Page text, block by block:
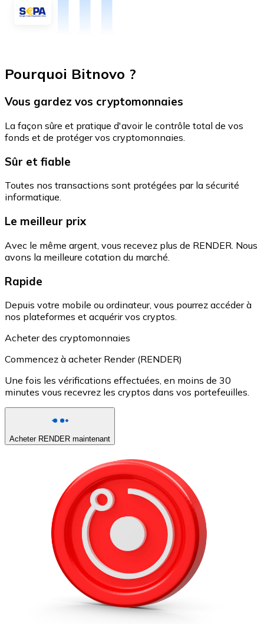
Pourquoi Bitnovo ?
Vous gardez vos cryptomonnaies
La façon sûre et pratique d'avoir le contrôle total de vos
fonds et de protéger vos cryptomonnaies.
Sûr et fiable
Toutes nos transactions sont protégées par la sécurité
informatique.
Le meilleur prix
Avec le même argent, vous recevez plus de RENDER. Nous
avons la meilleure cotation du marché.
Rapide
Depuis votre mobile ou ordinateur, vous pourrez accéder à
nos plateformes et acquérir vos cryptos.
Acheter des cryptomonnaies
Commencez à acheter Render (RENDER)
Une fois les vérifications effectuées, en moins de 30
minutes vous recevrez les cryptos dans vos portefeuilles.
Acheter RENDER maintenant